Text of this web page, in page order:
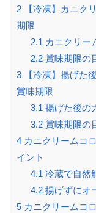
2 【冷凍】カニク
期限
2.1 カニクリー
2.2賞味期限の
3 【冷凍】揚げた
賞味期限
3.1 揚げた後の
3.2賞味期限の
4 カニクリームコ
イント
4.1 冷蔵で自然
4.2揚げずにオ
5 カニクリームコ